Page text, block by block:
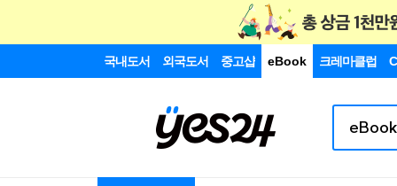
국내도서 외국도서 중고샵 eBook 크레마클럽